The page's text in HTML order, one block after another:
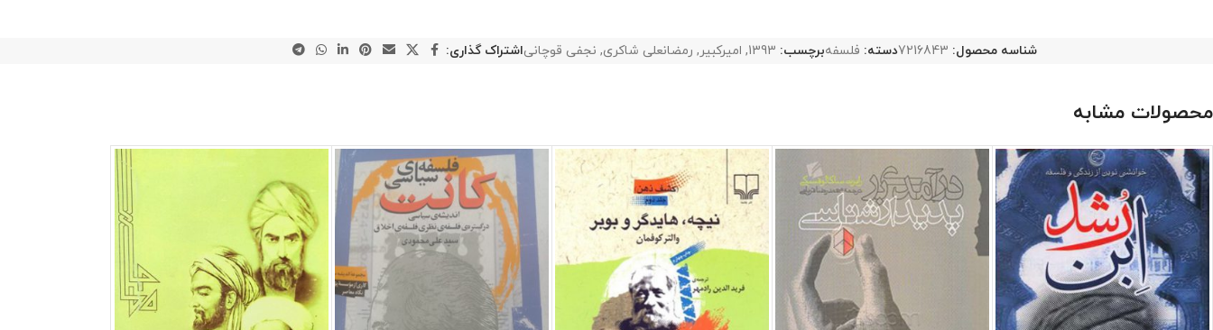
شناسه محصول: 7216843دسته: فلسفهبرچسب: 1393
, امیرکبیر , رمضانعلی شاکری, نجفی قوچانیاشتراک گذاری:
محصولات مشابه